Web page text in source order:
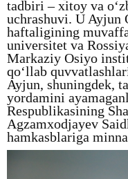
tadbiri – xitoy va
uchrashuvi. U Ayjun
haftaligining
universitet va
Markaziy Osiyo
qo‘llab
Ayjun, shuningdek,
yordamini
Respublikasining
Agzamxodjayev
hamkasblariga